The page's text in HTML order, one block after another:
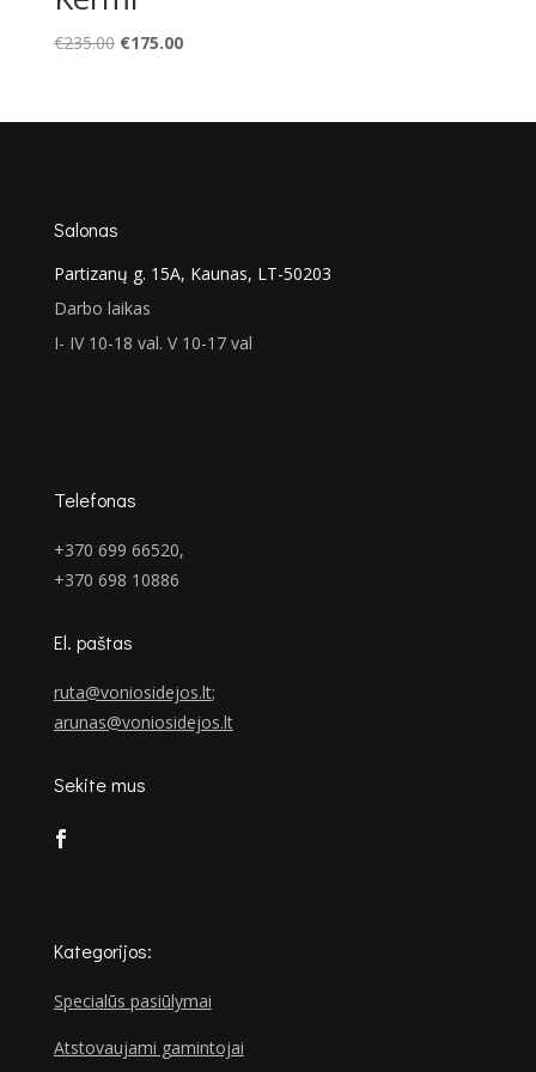
€235.00 Original
€235.00.
€175.00Current
€175.00.
Salonas
Partizanų g. 15A, Kaunas, LT-50203
Darbo laikas
I- IV 10-18 val. V 10-17 val
Telefonas
+370 699 66520,
+370 698 10886
El. paštas
ruta@voniosidejos.lt;
arunas@voniosidejos.lt
Sekite mus
Kategorijos:
Specialūs pasiūlymai
Atstovaujami gamintojai